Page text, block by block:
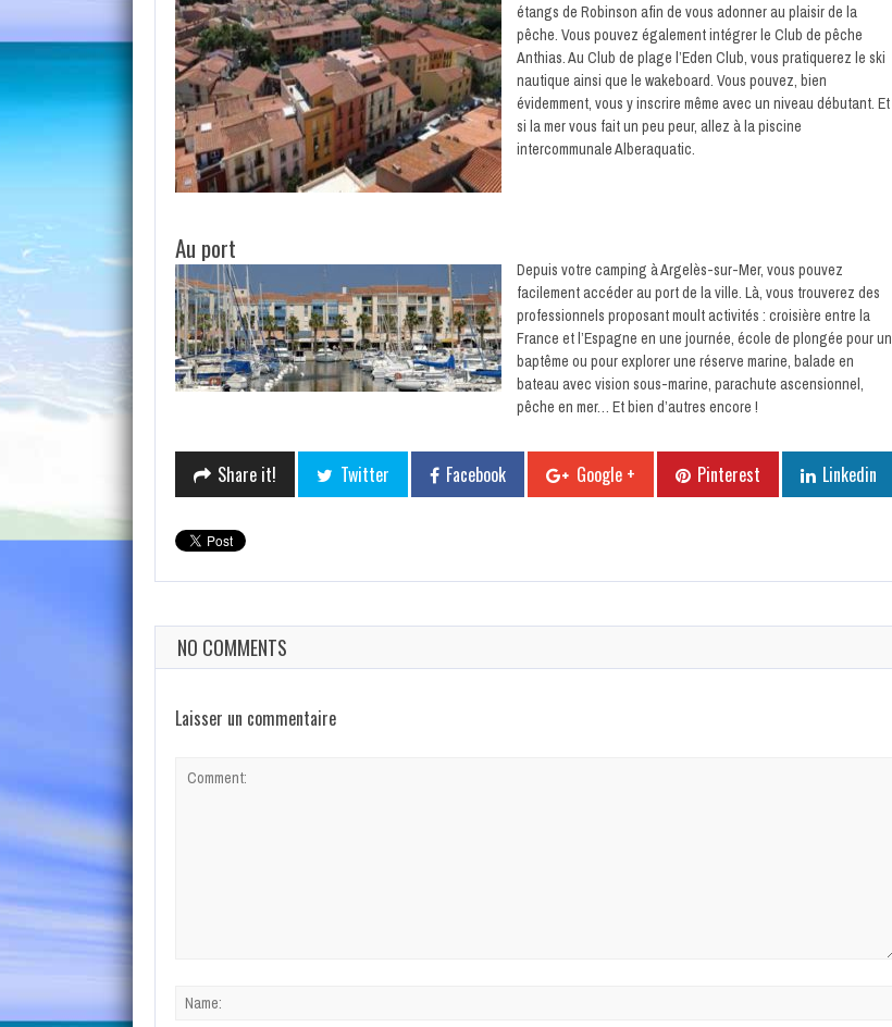
étangs de Robinson afin de vous adonner au plaisir de la
pêche. Vous pouvez également intégrer le Club de pêche
Anthias. Au Club de plage l’Eden Club, vous pratiquerez le ski
nautique ainsi que le wakeboard. Vous pouvez, bien
évidemment, vous y inscrire même avec un niveau débutant. Et
si la mer vous fait un peu peur, allez à la piscine
intercommunale Alberaquatic.
Au port
Depuis votre camping à Argelès-sur-Mer, vous pouvez
facilement accéder au port de la ville. Là, vous trouverez des
professionnels proposant moult activités : croisière entre la
France et l’Espagne en une journée, école de plongée pour un
baptême ou pour explorer une réserve marine, balade en
bateau avec vision sous-marine, parachute ascensionnel,
pêche en mer… Et bien d’autres encore !
Share it! Twitter Facebook Google + Pinterest Linkedin
NO COMMENTS
Laisser un commentaire